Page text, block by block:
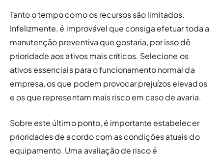
Tanto o tempo como os recursos são limitados.
Infelizmente, é improvável que consiga efetuar toda a
manutenção preventiva que gostaria, por isso dê
prioridade aos ativos mais críticos. Selecione os
ativos essenciais para o funcionamento normal da
empresa, os que podem provocar prejuízos elevados
e os que representam mais risco em caso de avaria.
Sobre este último ponto, é importante estabelecer
prioridades de acordo com as condições atuais do
equipamento. Uma avaliação de risco é